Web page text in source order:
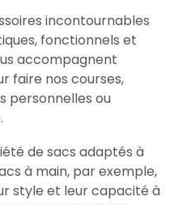
incontournables
fonctionnels et
accompagnent
faire nos courses,
personnelles ou
de sacs adaptés à
à main, par exemple,
style et leur capacité à